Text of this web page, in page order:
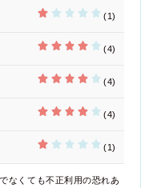
(1)
(4)
(4)
(4)
(1)
なくても不正利用の恐れあ